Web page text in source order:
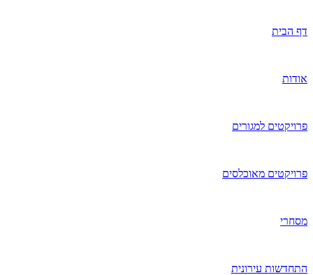
דף הבית
אודות
פרויקטים למגורים
פרויקטים מאוכלסים
מסחרי
התחדשות עירונית